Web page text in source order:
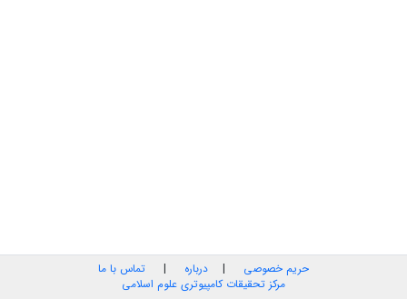
حریم خصوصی | درباره | تماس با ما
مرکز تحقیقات کامپیوتری علوم اسلامی